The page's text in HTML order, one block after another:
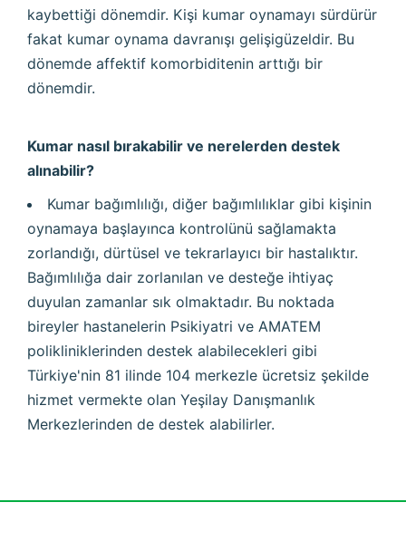
kaybettiği dönemdir. Kişi kumar oynamayı sürdürür
fakat kumar oynama davranışı gelişigüzeldir. Bu
dönemde affektif komorbiditenin arttığı bir
dönemdir.
Kumar nasıl bırakabilir ve nerelerden destek
alınabilir?
Kumar bağımlılığı, diğer bağımlılıklar gibi kişinin
oynamaya başlayınca kontrolünü sağlamakta
zorlandığı, dürtüsel ve tekrarlayıcı bir hastalıktır.
Bağımlılığa dair zorlanılan ve desteğe ihtiyaç
duyulan zamanlar sık olmaktadır. Bu noktada
bireyler hastanelerin Psikiyatri ve AMATEM
polikliniklerinden destek alabilecekleri gibi
Türkiye'nin 81 ilinde 104 merkezle ücretsiz şekilde
hizmet vermekte olan Yeşilay Danışmanlık
Merkezlerinden de destek alabilirler.